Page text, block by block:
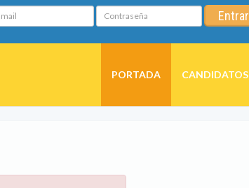
Contraseña Entrar
PORTADA CANDIDATOS